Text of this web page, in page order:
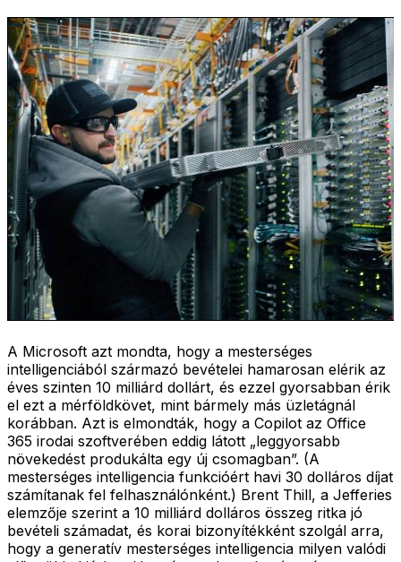
A Microsoft azt mondta, hogy a mesterséges
intelligenciából származó bevételei hamarosan elérik az
éves szinten 10 milliárd dollárt, és ezzel gyorsabban érik
el ezt a mérföldkövet, mint bármely más üzletágnál
korábban. Azt is elmondták, hogy a Copilot az Office
365 irodai szoftverében eddig látott „leggyorsabb
növekedést produkálta egy új csomagban”. (A
mesterséges intelligencia funkcióért havi 30 dolláros díjat
számítanak fel felhasználónként.) Brent Thill, a Jefferies
elemzője szerint a 10 milliárd dolláros összeg ritka jó
bevételi számadat, és korai bizonyítékként szolgál arra,
hogy a generatív mesterséges intelligencia milyen valódi